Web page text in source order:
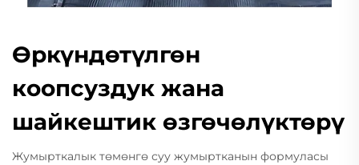
Өркүндөтүлгөн
коопсуздук жана
шайкештик өзгөчөлүктөрү
Жумырткалык төмөнгө суу жумыртканын формуласы